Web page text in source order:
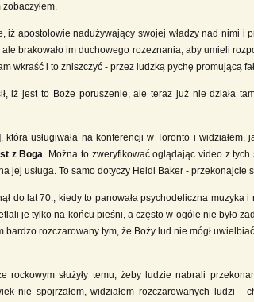
iż apostołowie nadużywający swojej władzy nad nimi
brakowało im duchowego rozeznania, aby umieli
wkraść i to zniszczyć - przez ludzką pychę promującą
iż jest to Boże poruszenie, ale teraz już nie działa
usługiwała na konferencji w Toronto i
z Boga. Można to zweryfikować oglądając video z
usługa. To samo dotyczy Heidi Baker - przekonajcie
do lat 70., kiedy to panowała psychodeliczna muzyka i
je tylko na końcu pieśni, a często w ogóle nie było
rozczarowany tym, że Boży lud nie mógł
rockowym służyły temu, żeby ludzie nabrali
nie spojrzałem, widziałem rozczarowanych ludzi -